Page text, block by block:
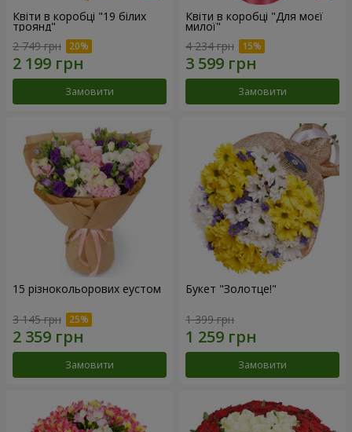
Квіти в коробці "19 білих
троянд"
2 749 грн
Замовити
Квіти в коробці "Для моєї
милої"
4 234 грн
Замовити
15 різнокольорових еустом
3 145 грн
Замовити
Букет "Золотце!"
1 399 грн
Замовити